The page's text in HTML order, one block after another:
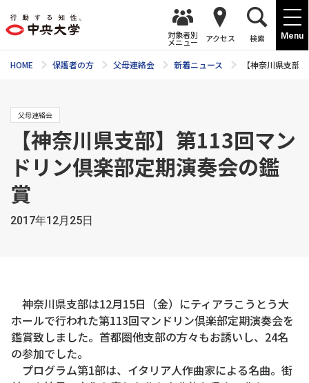
Menu
対象者別
メニュー アクセス 検索
HOME 保護者の方 父母連絡会 新着ニュース 【神奈川県支部
父母連絡会
【神奈川県支部】第113回マン
ドリン倶楽部定期演奏会の鑑
賞
2017年12月25日
神奈川県支部は12月15日（金）にティアラこうとう大
ホールで行われた第113回マンドリン倶楽部定期演奏会を
鑑賞致しました。首都圏他支部の方々もお誘いし、24名
の参加でした。
プログラム第1部は、イタリア人作曲家による名曲。街